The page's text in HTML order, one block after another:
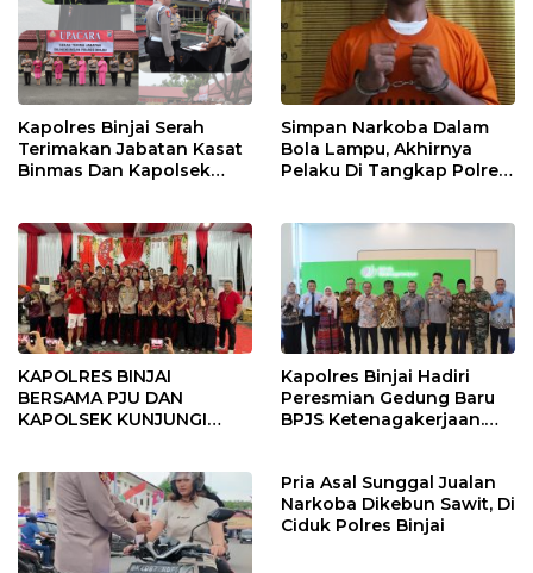
Kapolres Binjai Serah
Terimakan Jabatan Kasat
Binmas Dan Kapolsek
Simpan Narkoba Dalam
Bola Lampu, Akhirnya
Pelaku Di Tangkap Polres
KAPOLRES BINJAI
BERSAMA PJU DAN
KAPOLSEK KUNJUNGI
Kapolres Binjai Hadiri
Peresmian Gedung Baru
BPJS Ketenagakerjaan.
Pria Asal Sunggal Jualan
Narkoba Dikebun Sawit, Di
Ciduk Polres Binjai